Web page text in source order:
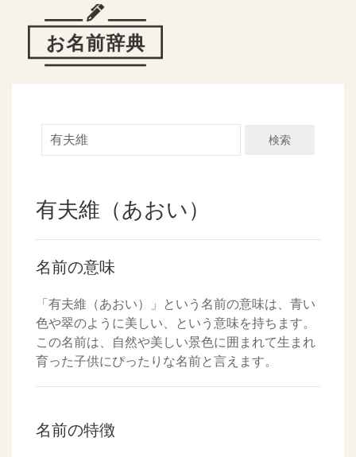
検索
有夫維（あおい）
名前の意味
「有夫維（あおい）」という名前の意味は、青い
色や翠のように美しい、という意味を持ちます。
この名前は、自然や美しい景色に囲まれて生まれ
育った子供にぴったりな名前と言えます。
名前の特徴